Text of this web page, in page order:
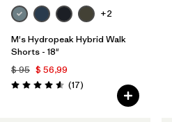
+2
M's Hydropeak Hybrid Walk
Shorts - 18"
$ 95 $ 56,99
Valoración: 4.6 / 5
(17Comentarios
)